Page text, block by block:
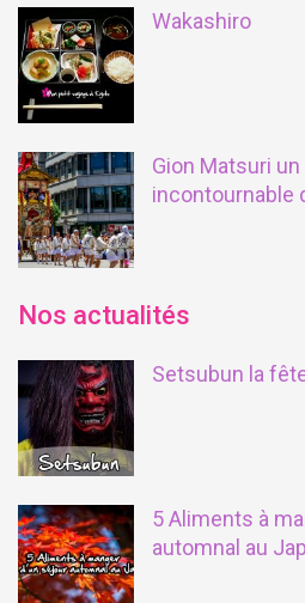
Wakashiro
Gion Matsuri un
incontournable
Nos actualités
Setsubun la
5 Aliments à
automnal au